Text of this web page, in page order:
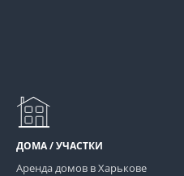
ДОМА / УЧАСТКИ
Аренда домов в Харькове